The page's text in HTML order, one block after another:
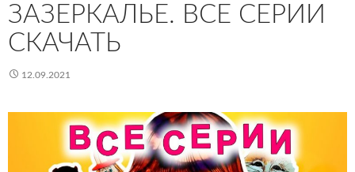
ЗАЗЕРКАЛЬЕ. ВСЕ СЕРИИ
СКАЧАТЬ
12.09.2021